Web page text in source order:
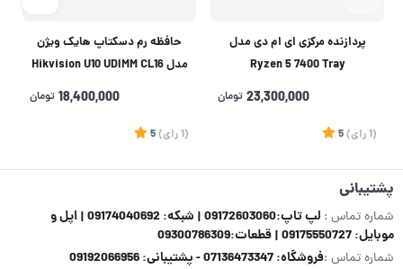
پردازنده مرکزی ای ام دی مدل
Ryzen 5 7400 Tray
23,300,000 تومان
(1 رای)
5
حافظه رم دسکتاپ هایک ویژن
مدل Hikvision U10 UDIMM CL16
DDR4 3200MHz ظرفیت 16 18,400,000 تومان
(1 رای)
5
پشتیبانی
شماره تماس :
لپ تاپ:09172603060 | شبکه: 09174040692 | اپل و
موبایل: 09175550727 | قطعات:09300786309
شماره تماس :فروشگاه: 07136473347 - پشتیبانی: 09192066956